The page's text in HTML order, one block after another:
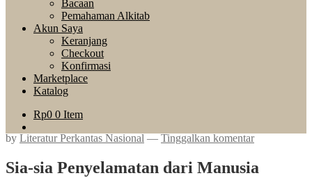
Bacaan
Pemahaman Alkitab
Akun Saya
Keranjang
Checkout
Konfirmasi
Marketplace
Katalog
Rp0 0 Item
by Literatur Perkantas Nasional — Tinggalkan komentar
Sia-sia Penyelamatan dari Manusia